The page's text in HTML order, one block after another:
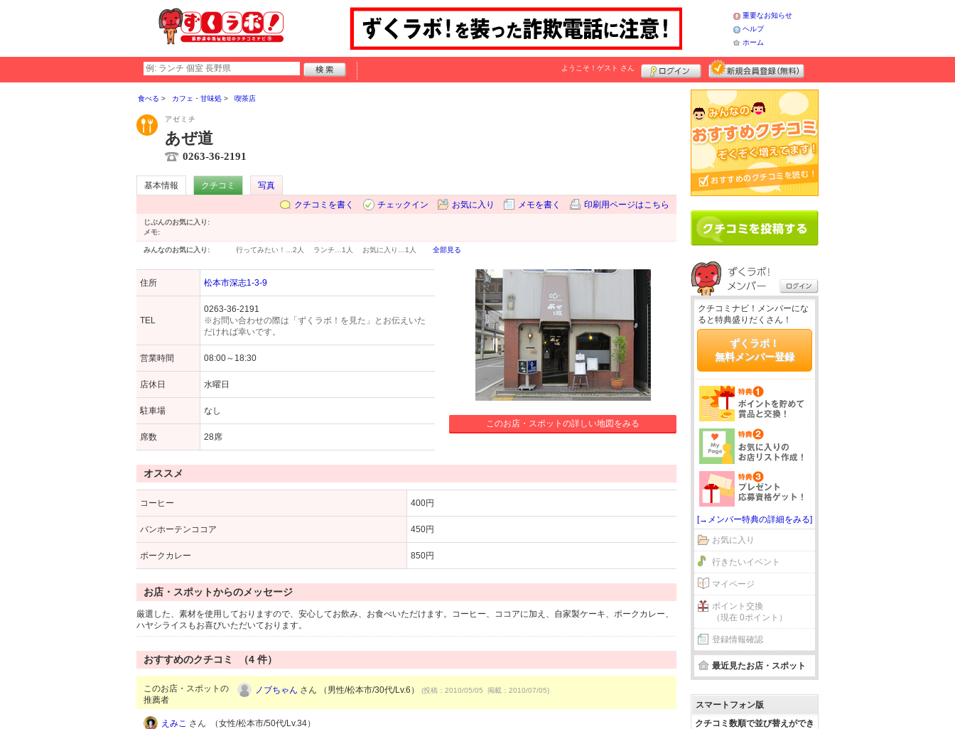
重要なお知らせ
ヘルプ
ホーム
ようこそ！ ゲスト さん
食べる カフェ・甘味処 喫茶店
アゼミチ
あぜ道
0263-36-2191
基本情報 クチコミ
写真
クチコミを書く
チェックイン お気に入り メモを書く 印刷用ページはこちら
じぶんのお気に入り:
メモ:
みんなのお気に入り: 行ってみたい！… 2人 ランチ… 1人 お気に入り… 1人 全部見る
住所 松本市深志1-3-9
TEL
0263-36-2191
※お問い合わせの際は「ずくラボ！を見た」とお伝えいた
だければ幸いです。
営業時間 08:00～18:30
店休日 水曜日
駐車場 なし
席数 28席
このお店・スポットの詳しい地図をみる
オススメ
コーヒー 400円
バンホーテンココア 450円
ポークカレー 850円
お店・スポットからのメッセージ
厳選した、素材を使用しておりますので、安心してお飲み、お食べいただけます。コーヒー、ココアに加え、自家製ケーキ、ポークカレー、
ハヤシライスもお喜びいただいております。
おすすめのクチコミ （4 件）
このお店・スポットの
推薦者
ノブちゃん さん （男性/松本市/30代/Lv.6） (投稿：2010/05/05 掲載：2010/07/05)
えみこ さん （女性/松本市/50代/Lv.34）
クチコミナビ！メンバーにな
ると特典盛りだくさん！
ずくラボ！
無料メンバー登録
[→メンバー特典の詳細をみる]
お気に入り
行きたいイベント
マイページ
ポイント交換
（現在 0ポイント）
登録情報確認
最近見たお店・スポット
スマートフォン版
クチコミ数順で並び替えができ